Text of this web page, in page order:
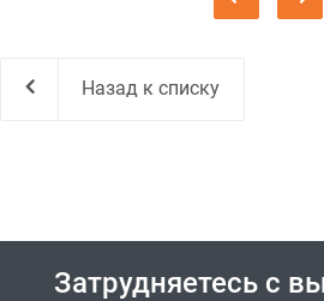
Назад к списку
Затрудняетесь с